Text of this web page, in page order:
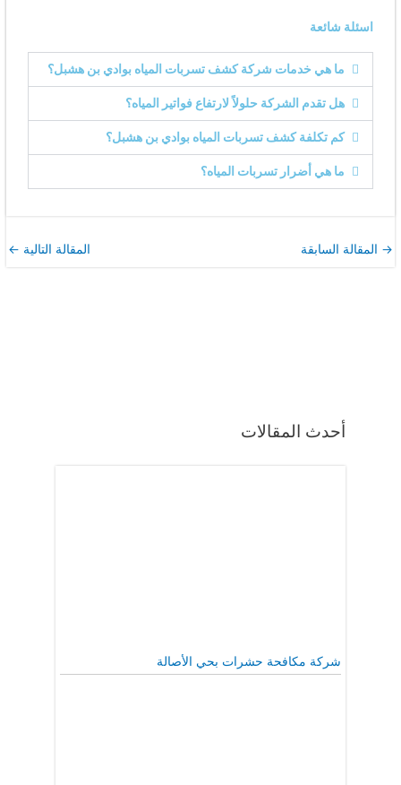
أحدث المقالات
شركة مكافحة حشرات بحي الأصالة
اسئلة شائعة
ما هي خدمات شركة كشف تسربات المياه بوادي بن هشبل؟
هل تقدم الشركة حلولاً لارتفاع فواتير المياه؟
كم تكلفة كشف تسربات المياه بوادي بن هشبل؟
ما هي أضرار تسربات المياه؟
→ المقالة السابقة المقالة التالية ←